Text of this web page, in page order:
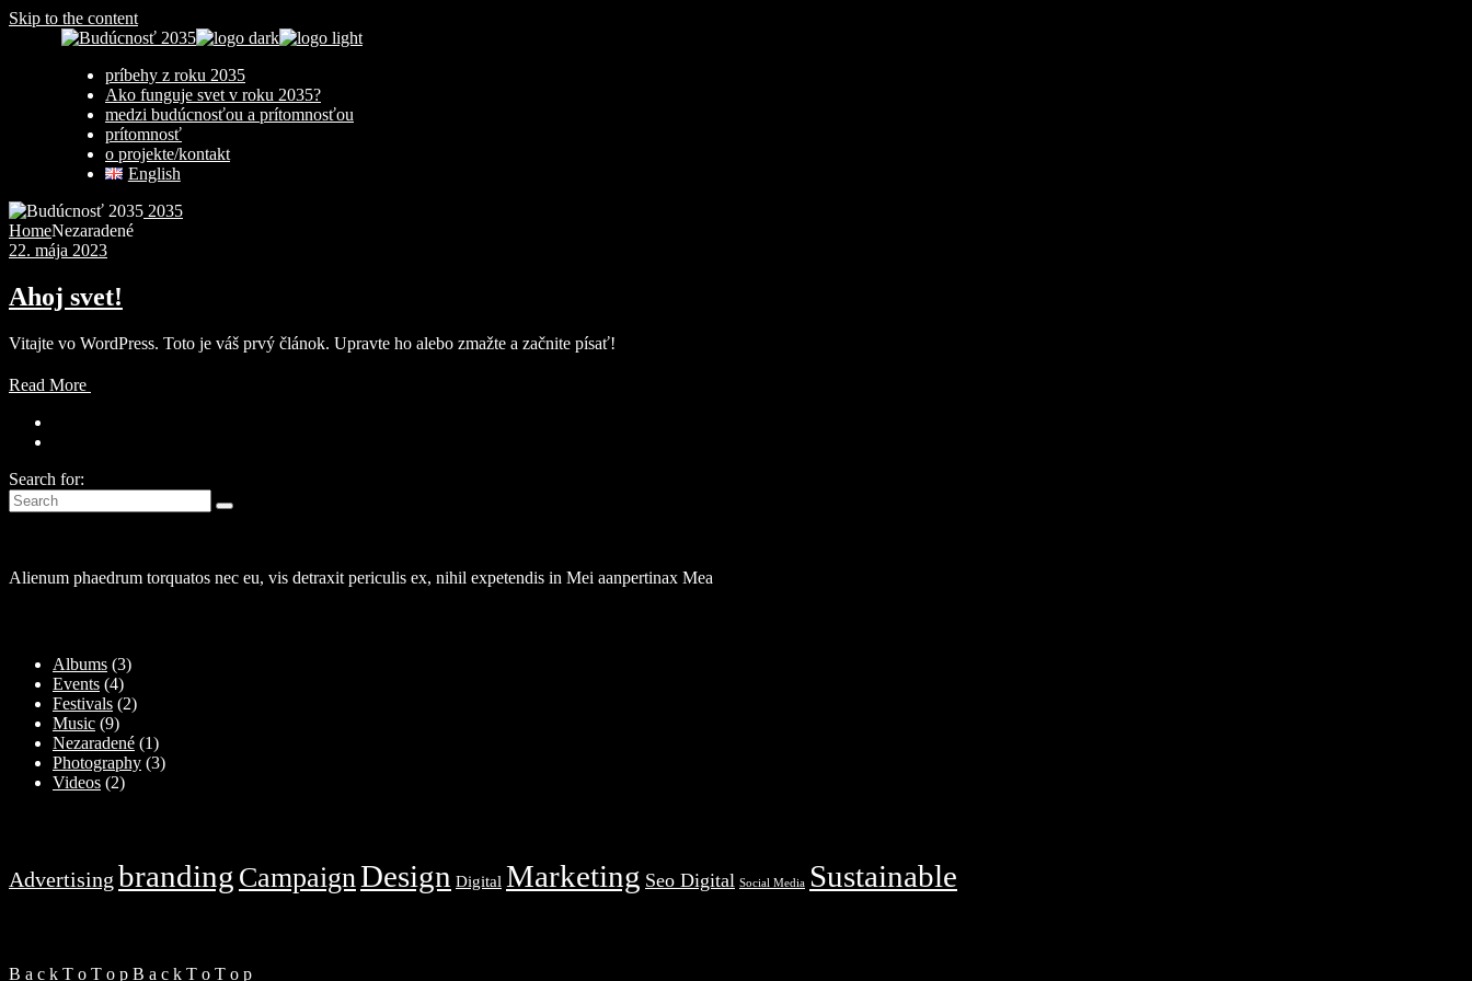
Skip to the content
príbehy z roku 2035
Ako funguje svet v roku 2035?
medzi budúcnosťou a prítomnosťou
prítomnosť
o projekte/kontakt
English
2035
HomeNezaradené
22. mája 2023
Ahoj svet!
Vitajte vo WordPress. Toto je váš prvý článok. Upravte ho alebo zmažte a začnite písať!
Read More
Search for:
Alienum phaedrum torquatos nec eu, vis detraxit periculis ex, nihil expetendis in Mei aanpertinax Mea
Albums (3)
Events (4)
Festivals (2)
Music (9)
Nezaradené (1)
Photography (3)
Videos (2)
Advertising branding CampaignDesign Digital Marketing Seo Digital Social Media Sustainable
B a c k T o T o p B a c k T o T o p